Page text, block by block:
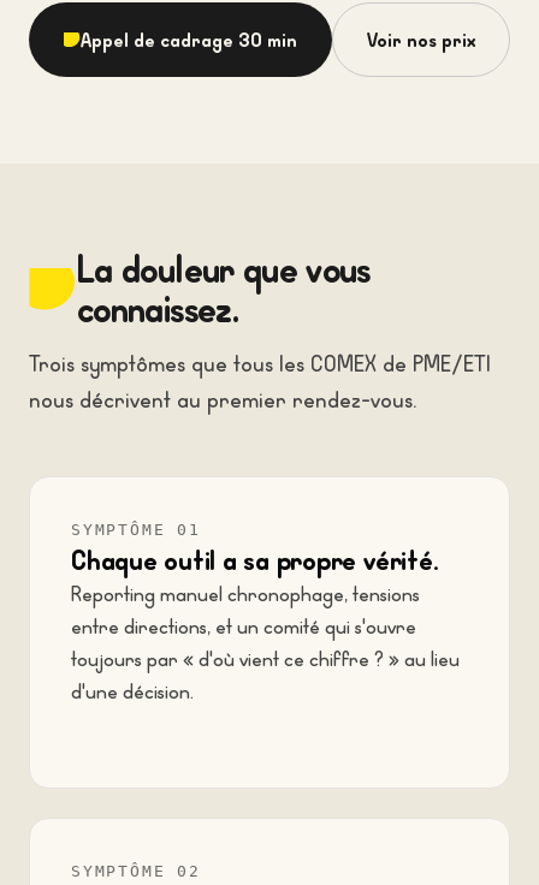
Appel de cadrage 30 min Voir nos prix
La douleur que vous
connaissez.
Trois symptômes que tous les COMEX de PME/ETI
nous décrivent au premier rendez-vous.
SYMPTÔME 01
Chaque outil a sa propre vérité.
Reporting manuel chronophage, tensions
entre directions, et un comité qui s'ouvre
toujours par « d'où vient ce chiffre ? » au lieu
d'une décision.
SYMPTÔME 02